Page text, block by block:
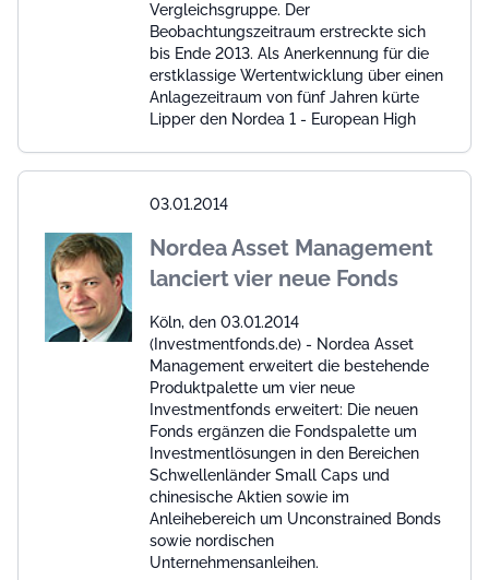
Vergleichsgruppe. Der
Beobachtungszeitraum erstreckte sich
bis Ende 2013. Als Anerkennung für die
erstklassige Wertentwicklung über einen
Anlagezeitraum von fünf Jahren kürte
Lipper den Nordea 1 - European High
03.01.2014
Nordea Asset Management
lanciert vier neue Fonds
Köln, den 03.01.2014
(Investmentfonds.de) - Nordea Asset
Management erweitert die bestehende
Produktpalette um vier neue
Investmentfonds erweitert: Die neuen
Fonds ergänzen die Fondspalette um
Investmentlösungen in den Bereichen
Schwellenländer Small Caps und
chinesische Aktien sowie im
Anleihebereich um Unconstrained Bonds
sowie nordischen
Unternehmensanleihen.